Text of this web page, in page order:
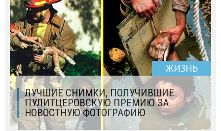
ЖИЗНЬ
ЛУЧШИЕ СНИМКИ, ПОЛУЧИВШИЕ
ПУЛИТЦЕРОВСКУЮ ПРЕМИЮ ЗА
НОВОСТНУЮ ФОТОГРАФИЮ